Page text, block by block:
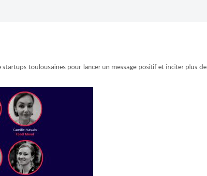
toulousaines pour lancer un message positif et inciter plus de